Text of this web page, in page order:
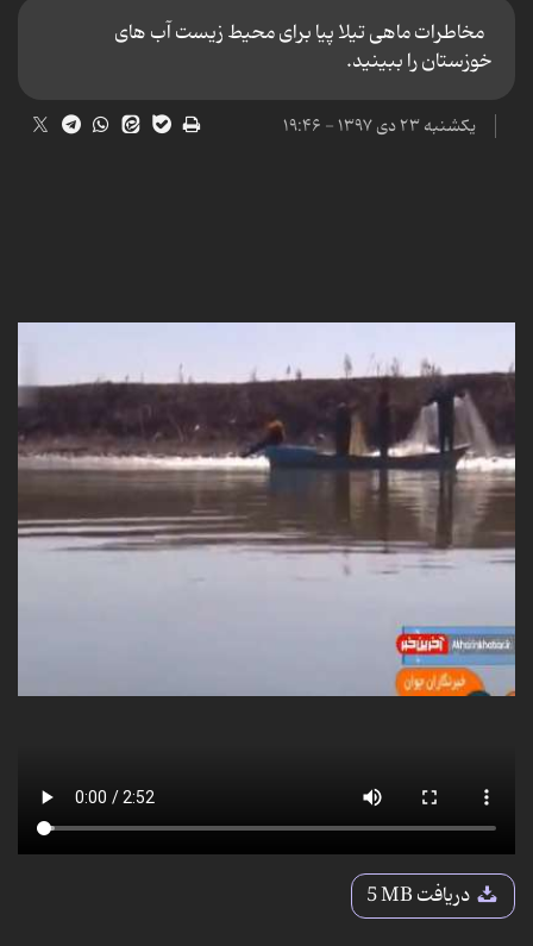
مخاطرات ماهی تیلا پیا برای محیط زیست آب های
خوزستان را ببینید.
یکشنبه ۲۳ دی ۱۳۹۷ - ۱۹:۴۶
دریافت5 MB